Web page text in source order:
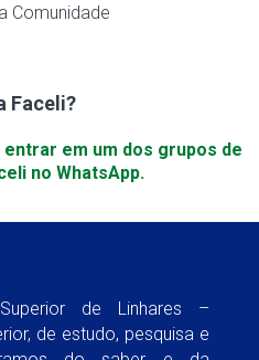
Comunidade
Faceli?
entrar em um dos grupos de
no WhatsApp.
de Linhares –
de estudo, pesquisa e